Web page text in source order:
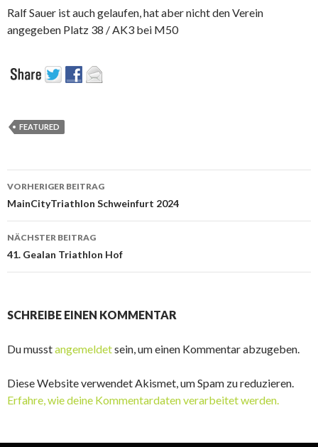
Ralf Sauer ist auch gelaufen, hat aber nicht den Verein
angegeben Platz 38 / AK3 bei M50
FEATURED
Beitrags-
Navigation
VORHERIGER BEITRAG
MainCityTriathlon Schweinfurt 2024
NÄCHSTER BEITRAG
41. Gealan Triathlon Hof
SCHREIBE EINEN KOMMENTAR
Du musstangemeldetsein, um einen Kommentar abzugeben.
Diese Website verwendet Akismet, um Spam zu reduzieren.
Erfahre, wie deine Kommentardaten verarbeitet werden.